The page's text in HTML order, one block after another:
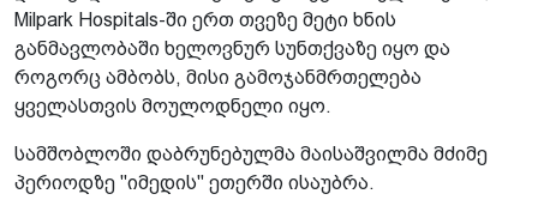
Milpark Hospitals-ში ერთ თვეზე მეტი ხნის
განმავლობაში ხელოვნურ სუნთქვაზე იყო და
როგორც ამბობს, მისი გამოჯანმრთელება
ყველასთვის მოულოდნელი იყო.
სამშობლოში დაბრუნებულმა მაისაშვილმა მძიმე
პერიოდზე "იმედის" ეთერში ისაუბრა.